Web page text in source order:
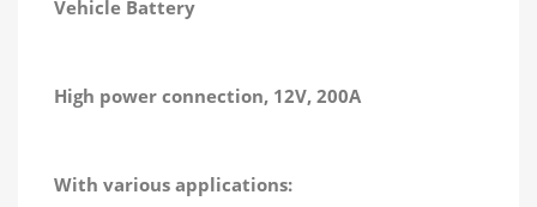
Vehicle Battery
High power connection, 12V, 200A
With various applications: